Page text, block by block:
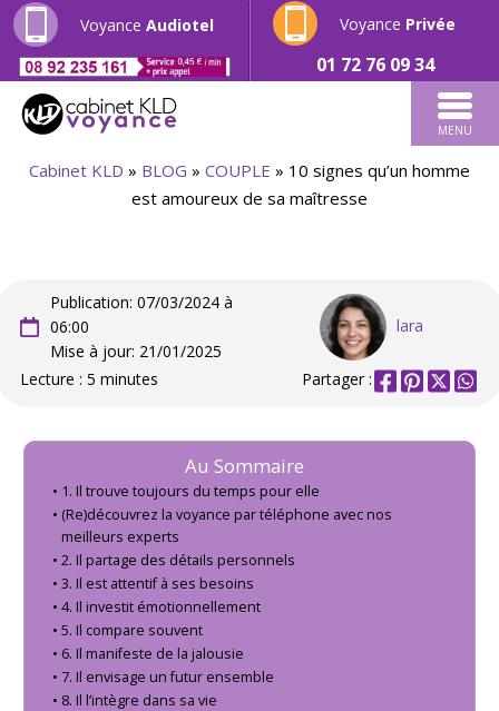
Voyance Audiotel Voyance Privée
01 72 76 09 34
MENU
Cabinet KLD » BLOG » COUPLE » 10 signes qu’un homme
est amoureux de sa maîtresse
Publication: 07/03/2024 à
06:00
Mise à jour: 21/01/2025
lara
Lecture : 5 minutes Partager :
Au Sommaire
1. Il trouve toujours du temps pour elle
(Re)découvrez la voyance par téléphone avec nos
meilleurs experts
2. Il partage des détails personnels
3. Il est attentif à ses besoins
4. Il investit émotionnellement
5. Il compare souvent
6. Il manifeste de la jalousie
7. Il envisage un futur ensemble
8. Il l’intègre dans sa vie